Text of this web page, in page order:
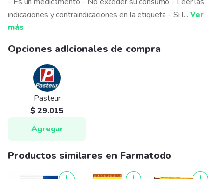
indicaciones y contraindicaciones en la etiqueta - Si l... Ver
más
Opciones adicionales de compra
Pasteur
$ 29.015
Agregar
Productos similares en Farmatodo